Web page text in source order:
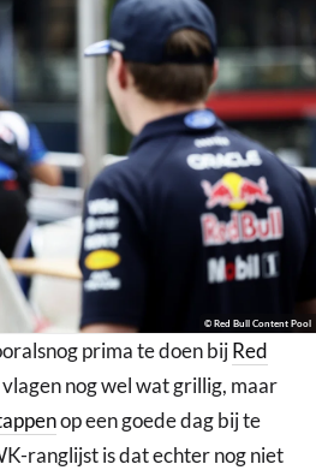
© Red Bull Content Pool
prima te doen bijRed
nog wel wat grillig, maar
op een goede dag bij te
ranglijst is dat echter nog niet